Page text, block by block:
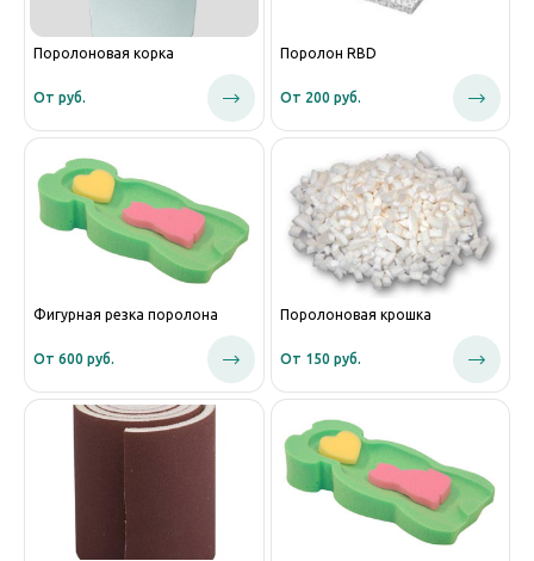
Поролоновая корка
От руб.
Поролон RBD
От 200 руб.
Фигурная резка поролона
От 600 руб.
Поролоновая крошка
От 150 руб.